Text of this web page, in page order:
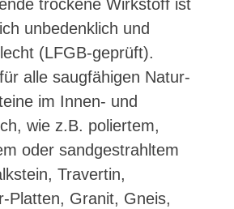
trockene Wirkstoff ist
unbedenklich und
(LFGB-geprüft).
alle saugfähigen Natur-
im Innen- und
wie z.B. poliertem,
oder sandgestrahltem
Travertin,
Platten, Granit, Gneis,